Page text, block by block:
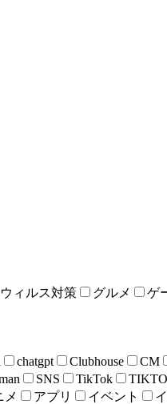
ウィルス対策 グルメ ゲ
chatgpt Clubhouse CM
SNS TikTok
メ アプリ イベント